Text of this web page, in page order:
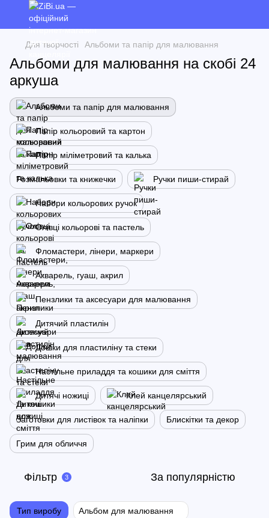
Для творчості Альбоми та папір для малювання
Альбоми для малювання на скобі 24
аркуша
Альбоми та папір для малювання
Папір кольоровий та картон
Папір міліметровий та калька
Розмальовки та книжечки Ручки пиши-стирай
Набори кольорових ручок
Олівці кольорові та пастель
Фломастери, лінери, маркери
Акварель, гуаш, акрил
Пензлики та аксесуари для малювання
Дитячий пластилін
Дошки для пластиліну та стеки
Настільне приладдя та кошики для сміття
Дитячі ножиці Клей канцелярський
Заготовки для листівок та наліпки Блискітки та декор
Грим для обличчя
Фільтр 3 За популярністю
Тип виробу Альбом для малювання